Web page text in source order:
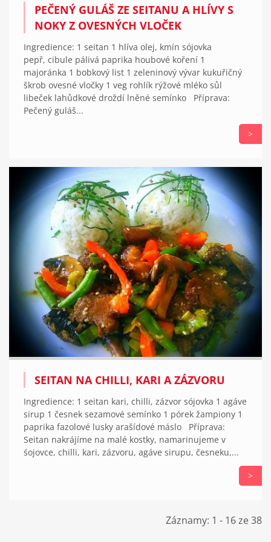
PEČENÝ GULÁŠ ZE SEITANU A HLÍVY S
NOKY Z OVESNÝCH VLOČEK
Ingredience: 1 seitan 1 hlíva olej, kmín sójovka
pepř, cibule pálivá paprika houbové koření 1
majoránka 1 bobkový list 1 zeleninový vývar kukuřičný
škrob ovesné vločky 1 veg rohlík rýžové mléko sůl
libeček lahůdkové droždí lněné semínko Příprava:
Pečený guláš...
>
SEITAN NA CHILLI, KARI A ZÁZVORU
Ingredience: 1 seitan kari, chilli, zázvor sójovka 1 agáve
sirup 1 česnek sezamové semínko 1 pórek žampiony 1
paprika fazolové lusky arašídové máslo Příprava:
Seitan nakrájíme na malé kostky, namarinujeme v
śojovce, chilli, kari, zázvoru, agáve sirupu, česneku,...
>
Záznamy: 1 - 16 ze 38